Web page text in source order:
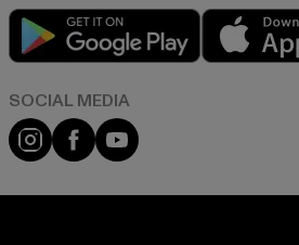
Play market
Instagram
FacebookYouTube